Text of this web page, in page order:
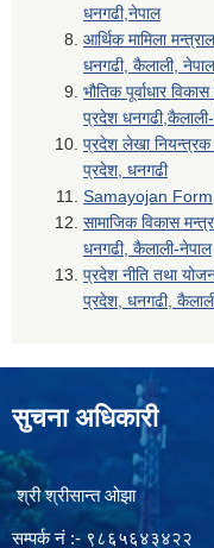
धनगढी,नेपाल
आर्थिक मामिला
धनगढी, कैलाली, नेपाल
भौतिक पूर्वाधार
प्रदेश
प्रदेश लेखा नियन्त्रक
प्रदेश, धनगढी
Samayojan Form
सामाजिक विकास
धनगढी, कैलाली-नेपाल
प्रदेश नीति तथा
प्रदेश, धनगढी,
सुचना अधिकारी
श्री श्रीसान्त ओझा
सम्पर्क नं :- ९८६५६४३४२२